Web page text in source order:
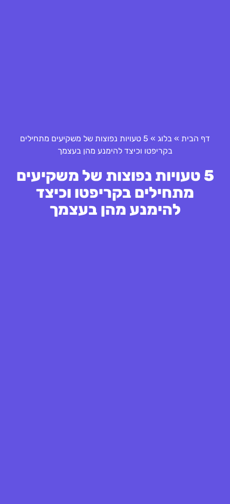
דף הבית » בלוג »
5 טעויות נפוצות של משקיעים מתחילים
בקריפטו וכיצד להימנע מהן בעצמך
5 טעויות נפוצות של משקיעים
מתחילים בקריפטו וכיצד
להימנע מהן בעצמך